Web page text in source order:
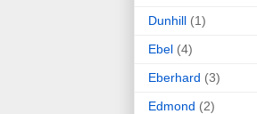
Dunhill (1)
Ebel (4)
Eberhard (3)
Edmond (2)